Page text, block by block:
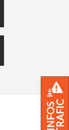
INFOSTRAFIC